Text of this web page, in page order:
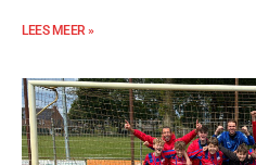
LEES MEER »